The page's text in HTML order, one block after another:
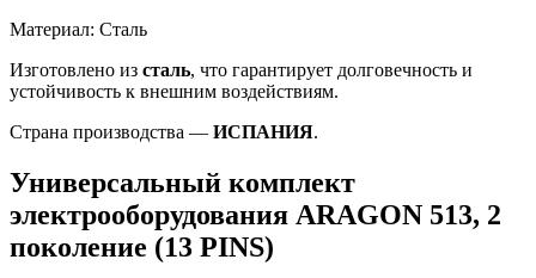
Материал: Сталь
Изготовлено из сталь, что гарантирует долговечность и
устойчивость к внешним воздействиям.
Страна производства — ИСПАНИЯ.
Универсальный комплект
электрооборудования ARAGON 513, 2
поколение (13 PINS)